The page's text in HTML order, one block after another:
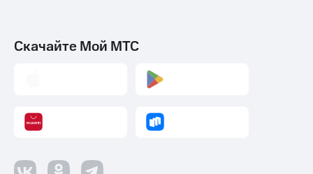
Скачайте Мой МТС